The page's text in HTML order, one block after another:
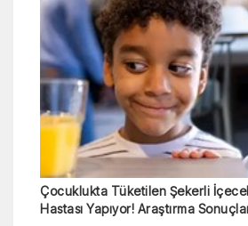
Çocuklukta Tüketilen Şekerli
Hastası Yapıyor! Araştırma